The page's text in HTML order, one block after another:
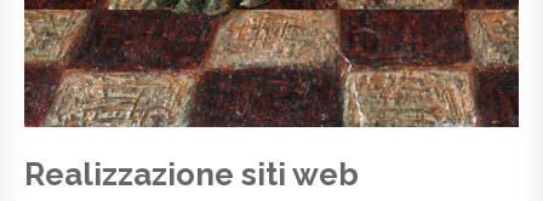
Realizzazione siti web